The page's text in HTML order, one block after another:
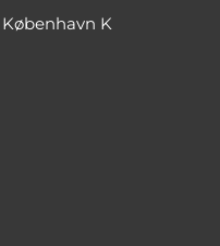
København K